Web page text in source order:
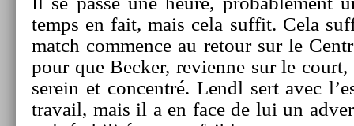
temps en fait, mais cela suf­fit. Cela
match com­m­ence au re­tour sur le
pour que Be­ck­er, re­vien­ne sur le court,
serein et con­centré. Lendl sert avec
travail, mais il a en face de lui un